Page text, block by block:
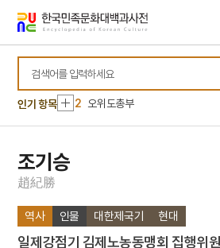
바로가기
바로가기
검색어를
인기 항목
10 원가
1 손곡산인전
2
오위도총부
3 일제강점기
7
완당인보
조기승
趙紀勝
역사 인물 대한제국기 현대
일제강점기 김제노농동맹회 집행위